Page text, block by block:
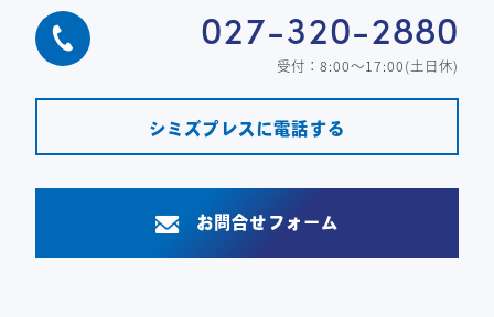
027-320-2880
受付：8:00～17:00(土日休)
シミズプレスに電話する
お問合せフォーム